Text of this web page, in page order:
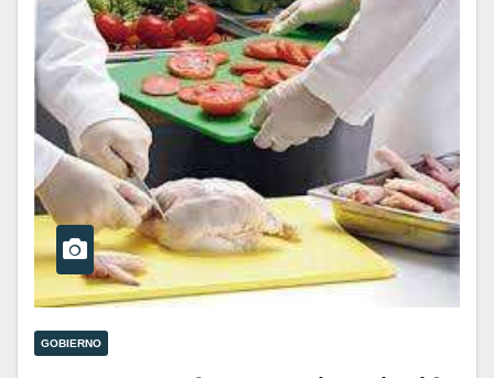
GOBIERNO